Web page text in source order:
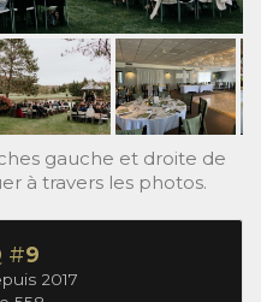
gauche et droite de
à travers les photos.
#9
2017